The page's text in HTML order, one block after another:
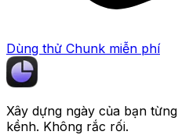
Dùng thử Chunk miễn phí
Xây dựng ngày của bạn từng
kềnh. Không rắc rối.